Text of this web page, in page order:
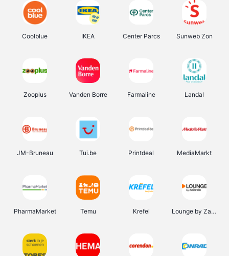
Coolblue IKEA Center Parcs Sunweb Zon
Zooplus Vanden Borre Farmaline Landal
JM-Bruneau Tui.be Printdeal MediaMarkt
PharmaMarket Temu Krefel Lounge by Zalando